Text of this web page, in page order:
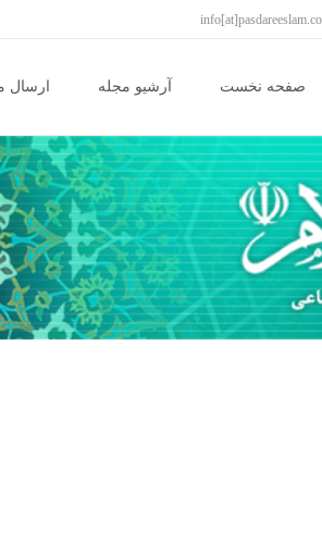
content
صفحه نخست آرشیو مجله